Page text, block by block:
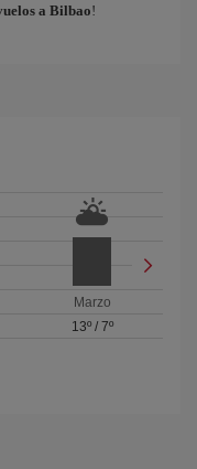
a Bilbao!
Marzo
13º/ 7º